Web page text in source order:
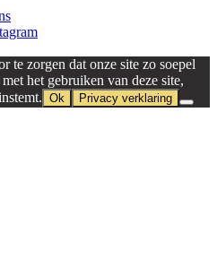
te zorgen dat onze site zo soepel
het gebruiken van deze site,
Ok Privacy verklaring